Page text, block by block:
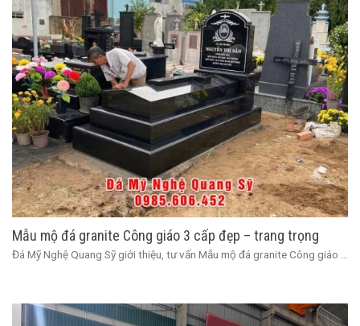
Mẫu mộ đá granite Công giáo 3 cấp đẹp – trang trọng
Đá Mỹ Nghệ Quang Sỹ giới thiệu, tư vấn Mẫu mộ đá granite Công giáo ...